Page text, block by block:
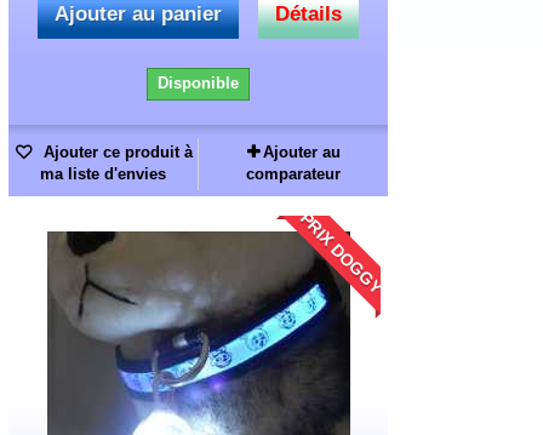
Ajouter au panier Détails
Disponible
Ajouter ce produit à
ma liste d'envies
Ajouter au
comparateur
PRIX DOGGY